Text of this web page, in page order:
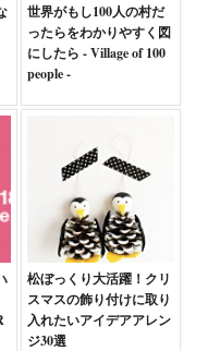
世界がもし100人の村だ
ったらをわかりやすく図
にしたら - Village of 100
people -
松ぼっくり大活躍！クリ
スマスの飾り付けに取り
入れたいアイデアアレン
ジ30選